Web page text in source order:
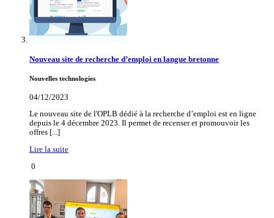
Nouveau site de recherche d’emploi en langue bretonne
Nouvelles technologies
04/12/2023
Le nouveau site de l'OPLB dédié à la recherche d’emploi est en ligne
depuis le 4 décembre 2023. Il permet de recenser et promouvoir les
offres [...]
Lire la suite
0